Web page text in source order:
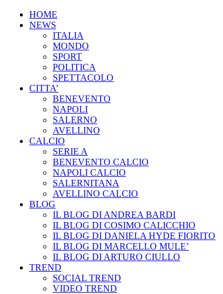
Facebook
page
Instagram
page
Twitter
page
HOME
NEWS
ITALIA
MONDO
SPORT
POLITICA
SPETTACOLO
CITTA’
BENEVENTO
NAPOLI
SALERNO
AVELLINO
CALCIO
SERIE A
BENEVENTO CALCIO
NAPOLI CALCIO
SALERNITANA
AVELLINO CALCIO
BLOG
IL BLOG DI ANDREA BARDI
IL BLOG DI COSIMO CALICCHIO
IL BLOG DI DANIELA HYDE FIORITO
IL BLOG DI MARCELLO MULE’
IL BLOG DI ARTURO CIULLO
TREND
SOCIAL TREND
VIDEO TREND